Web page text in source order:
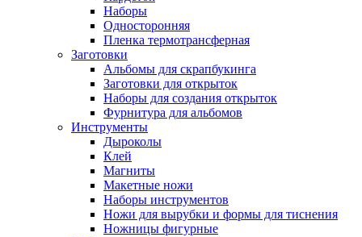
Наборы
Односторонняя
Пленка термотрансферная
Заготовки
Альбомы для скрапбукинга
Заготовки для открыток
Наборы для создания открыток
Фурнитура для альбомов
Инструменты
Дыроколы
Клей
Магниты
Макетные ножи
Наборы инструментов
Ножи для вырубки и формы для тиснения
Ножницы фигурные